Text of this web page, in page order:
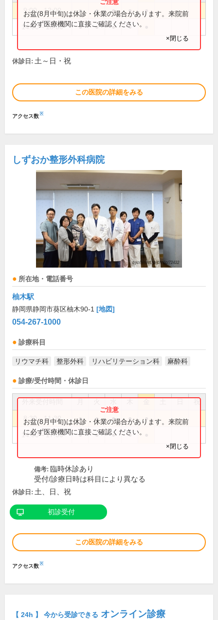
9:00～12:00 ● ● ● ● ●
14:00～18:00 ● ● ● ●
お盆(8月中旬)は休診・休業の場合があります。来院前
に必ず医療機関に直接ご確認ください。
×閉じる
休診日: 土～日・祝
この医院の詳細をみる
アクセス数※
しずおか整形外科病院
所在地・電話番号
柚木駅
静岡県静岡市葵区柚木90-1 [地図]
054-267-1000
診療科目
リウマチ科 整形外科 リハビリテーション科 麻酔科
診療/受付時間・休診日
祝
8:30～11:30 ● ● ● ● ●
14:00～17:00 ● ● ● ●
お盆(8月中旬)は休診・休業の場合があります。来院前
に必ず医療機関に直接ご確認ください。
×閉じる
備考: 臨時休診あり
受付/診療日時は科目により異なる
休診日: 土、日、祝
初診受付
この医院の詳細をみる
アクセス数※
【 24h 】 今から受診できる オンライン診療